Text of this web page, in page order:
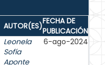
AUTOR(ES)FECHA DE
PUBLICACIÓN
Leonela
Sofía
Aponte
6-ago-2024